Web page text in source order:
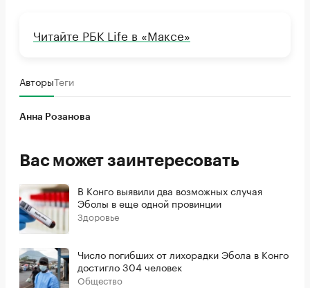
Читайте РБК Life в «Максе»
АвторыТеги
Анна Розанова
Вас может заинтересовать
В Конго выявили два возможных случая
Эболы в еще одной провинции
Здоровье
Число погибших от лихорадки Эбола в Конго
достигло 304 человек
Общество